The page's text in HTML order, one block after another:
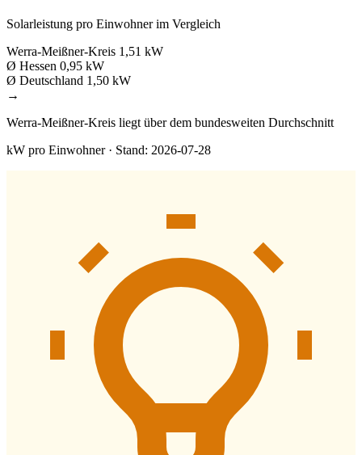
Solarleistung pro Einwohner im Vergleich
Werra-Meißner-Kreis 1,51 kW
Ø Hessen 0,95 kW
Ø Deutschland 1,50 kW
→
Werra-Meißner-Kreis liegt über dem bundesweiten Durchschnitt
kW pro Einwohner · Stand: 2026-07-28